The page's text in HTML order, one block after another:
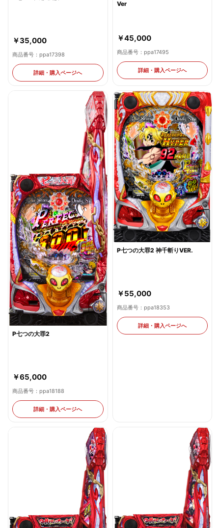
￥35,000
商品番号：ppa17398
詳細・購入ページへ
Ver
￥45,000
商品番号：ppa17495
詳細・購入ページへ
P七つの大罪2
￥65,000
商品番号：ppa18188
詳細・購入ページへ
P七つの大罪2 神千斬りVER.
￥55,000
商品番号：ppa18353
詳細・購入ページへ